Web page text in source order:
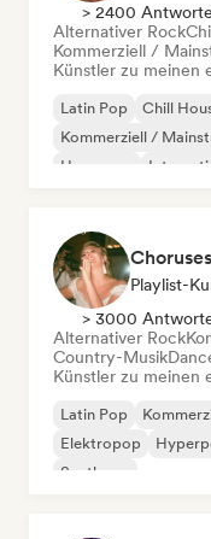
> 2400
Alternativer Rock
Kommerziell /
Künstler zu meinen
Latin Pop Chill
Kommerziell /
Hyperpop
Playlist-
> 3000
Alternativer Rock
Country-Musik
Künstler zu meinen
Latin Pop
Elektropop
Synthpop